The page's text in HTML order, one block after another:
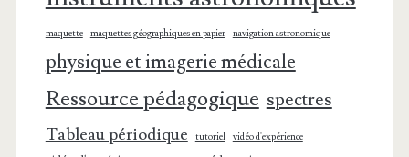
maquette maquettes géographiques en papier navigation astronomique
physique et imagerie médicale
Ressource pédagogique spectres
Tableau périodique tutoriel vidéo d'expérience